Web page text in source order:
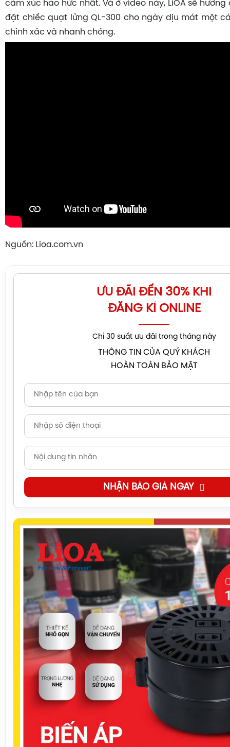
cảm xúc háo hức nhất. Và ở video này, LiOA sẽ
đặt chiếc quạt lửng QL-300 cho ngày dịu mát một
chính xác và nhanh chóng.
Nguồn: Lioa.com.vn
ƯU ĐÃI ĐẾN 30% KHI
ĐĂNG KÍ ONLINE
Chỉ 30 suất ưu đãi trong tháng này
THÔNG TIN CỦA QUÝ KHÁCH
HOÀN TOÀN BẢO MẬT
NHẬN BÁO GIÁ NGAY